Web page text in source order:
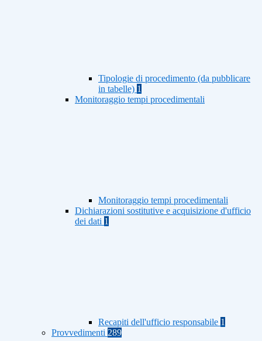
Tipologie di procedimento (da pubblicare
in tabelle) 1
Monitoraggio tempi procedimentali
Monitoraggio tempi procedimentali
Dichiarazioni sostitutive e acquisizione d'ufficio
dei dati 1
Recapiti dell'ufficio responsabile 1
Provvedimenti 289